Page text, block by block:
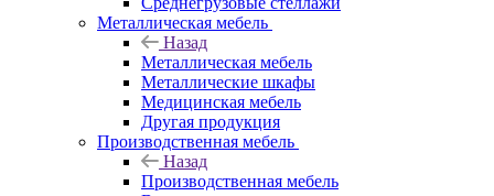
Металлическая мебель
Назад
Металлическая мебель
Металлические шкафы
Медицинская мебель
Другая продукция
Производственная мебель
Назад
Производственная мебель